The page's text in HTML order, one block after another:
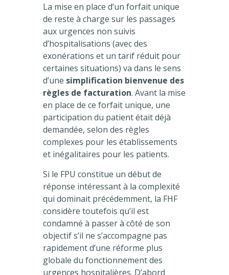
La mise en place d’un forfait unique
de reste à charge sur les passages
aux urgences non suivis
d’hospitalisations (avec des
exonérations et un tarif réduit pour
certaines situations) va dans le sens
d’une simplification bienvenue des
règles de facturation. Avant la mise
en place de ce forfait unique, une
participation du patient était déjà
demandée, selon des règles
complexes pour les établissements
et inégalitaires pour les patients.
Si le FPU constitue un début de
réponse intéressant à la complexité
qui dominait précédemment, la FHF
considère toutefois qu’il est
condamné à passer à côté de son
objectif s’il ne s’accompagne pas
rapidement d’une réforme plus
globale du fonctionnement des
urgences hospitalières. D’abord